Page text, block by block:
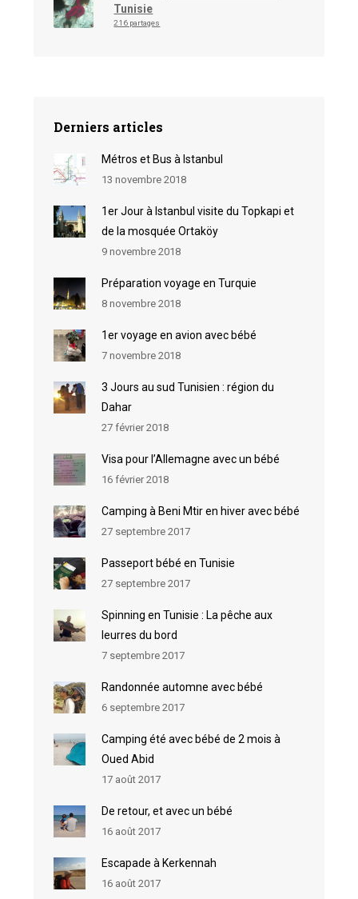
Tunisie
216 partages
Derniers articles
Métros et Bus à Istanbul
13 novembre 2018
1er Jour à Istanbul visite du Topkapi et
de la mosquée Ortaköy
9 novembre 2018
Préparation voyage en Turquie
8 novembre 2018
1er voyage en avion avec bébé
7 novembre 2018
3 Jours au sud Tunisien : région du
Dahar
27 février 2018
Visa pour l’Allemagne avec un bébé
16 février 2018
Camping à Beni Mtir en hiver avec bébé
27 septembre 2017
Passeport bébé en Tunisie
27 septembre 2017
Spinning en Tunisie : La pêche aux
leurres du bord
7 septembre 2017
Randonnée automne avec bébé
6 septembre 2017
Camping été avec bébé de 2 mois à
Oued Abid
17 août 2017
De retour, et avec un bébé
16 août 2017
Escapade à Kerkennah
16 août 2017